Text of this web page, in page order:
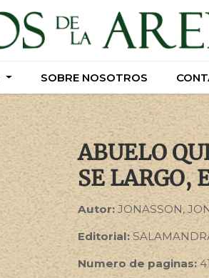
SOBRE NOSOTROS
SOBRE NOSOTROS
ABUELO
SE LARGO,
Autor: JONASSON,
Editorial:
Numero de paginas: